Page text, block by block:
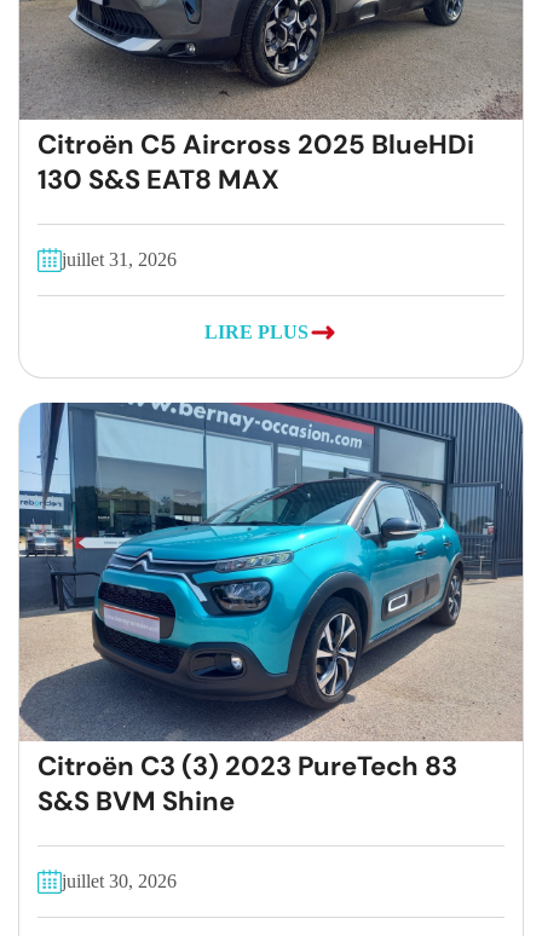
Citroën C5 Aircross 2025 BlueHDi
130 S&S EAT8 MAX
juillet 31, 2026
LIRE PLUS
Citroën C3 (3) 2023 PureTech 83
S&S BVM Shine
juillet 30, 2026